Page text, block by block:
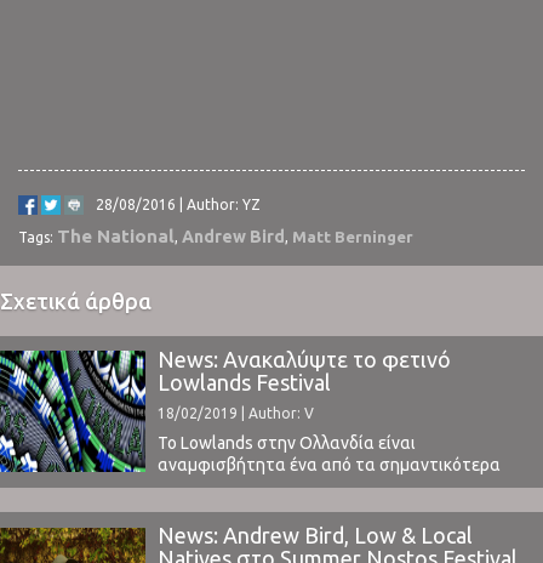
28/08/2016 | Author: YZ
Tags: The National, Andrew Bird , Matt Berninger
Σχετικά άρθρα
News: Ανακαλύψτε το φετινό
Lowlands Festival
18/02/2019 | Author: V
Το Lowlands στην Ολλανδία είναι
αναμφισβήτητα ένα από τα σημαντικότερα
καλοκαιρινά outdoor festivals της Ευρώπης.
Έχοντας τις ρίζες του στις 2 εκδόσεις του 1967
και 1968, το 1993 αναβιώνεται και συνεχίζει
δυναμικά μέχρι και σήμερα. Σε αντίθεση με τα
News: Andrew Bird, Low & Local
Natives στο Summer Nostos Festival